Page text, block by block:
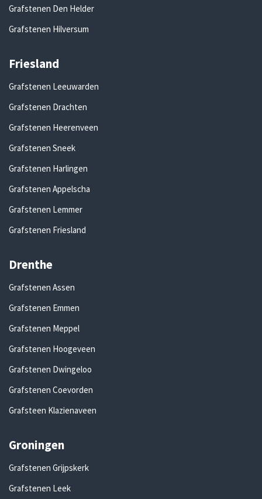
Grafstenen Den Helder
Grafstenen Hilversum
Friesland
Grafstenen Leeuwarden
Grafstenen Drachten
Grafstenen Heerenveen
Grafstenen Sneek
Grafstenen Harlingen
Grafstenen Appelscha
Grafstenen Lemmer
Grafstenen Friesland
Drenthe
Grafstenen Assen
Grafstenen Emmen
Grafstenen Meppel
Grafstenen Hoogeveen
Grafstenen Dwingeloo
Grafstenen Coevorden
Grafsteen Klazienaveen
Groningen
Grafstenen Grijpskerk
Grafstenen Leek